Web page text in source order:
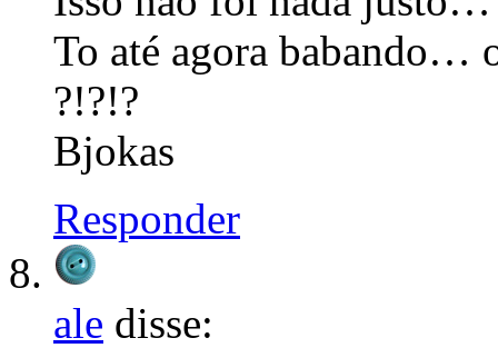
To até agora babando…
?!?!?
Bjokas
Responder
ale disse: